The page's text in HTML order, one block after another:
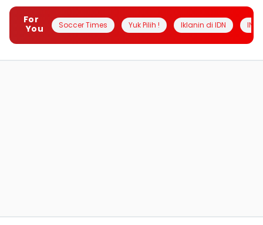
For
You
Soccer Times Yuk Pilih ! Iklanin di IDN